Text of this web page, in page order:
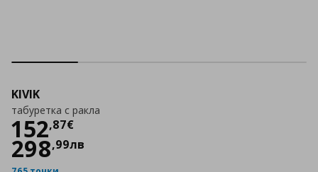
KIVIK
табуретка с ракла
152,87€
Цена
298,99лв